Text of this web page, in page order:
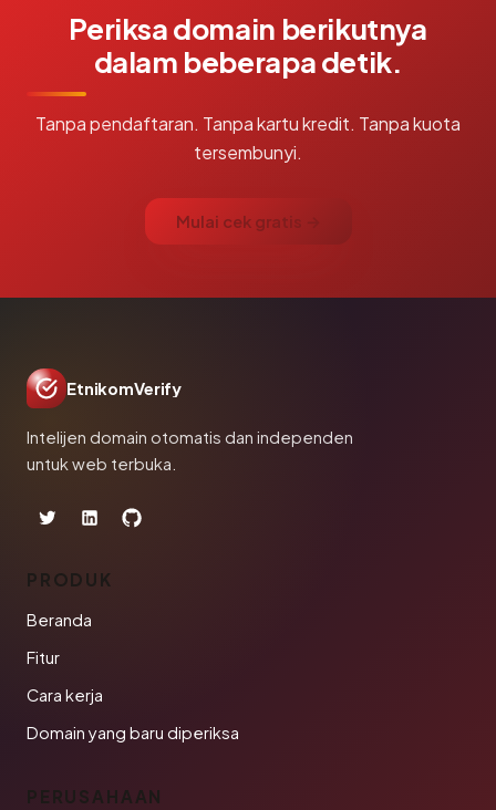
Periksa domain berikutnya
dalam beberapa detik.
Tanpa pendaftaran. Tanpa kartu kredit. Tanpa kuota
tersembunyi.
Mulai cek gratis →
EtnikomVerify
Intelijen domain otomatis dan independen
untuk web terbuka.
PRODUK
Beranda
Fitur
Cara kerja
Domain yang baru diperiksa
PERUSAHAAN